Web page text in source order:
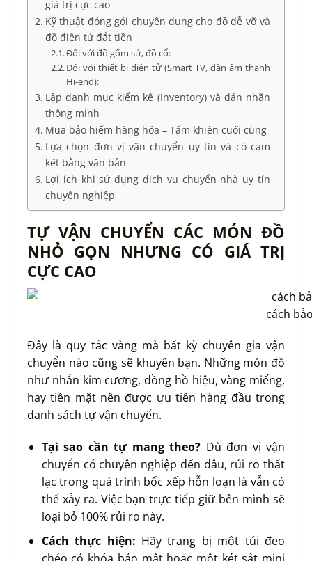
giá trị cực cao
Kỹ thuật đóng gói chuyên dụng cho đồ dễ vỡ và
đồ điện tử đắt tiền
Đối với đồ gốm sứ, đồ cổ:
Đối với thiết bị điện tử (Smart TV, dàn âm thanh
Hi-end):
Lập danh mục kiểm kê (Inventory) và dán nhãn
thông minh
Mua bảo hiểm hàng hóa – Tấm khiên cuối cùng
Lựa chọn đơn vị vận chuyển uy tín và có cam
kết bằng văn bản
Lợi ích khi sử dụng dịch vụ chuyển nhà uy tín
chuyên nghiệp
TỰ VẬN CHUYỂN CÁC MÓN ĐỒ
NHỎ GỌN NHƯNG CÓ GIÁ TRỊ
CỰC CAO
cách
Đây là quy tắc vàng mà bất kỳ chuyên gia vận
chuyển nào cũng sẽ khuyên bạn. Những món đồ
như nhẫn kim cương, đồng hồ hiệu, vàng miếng,
hay tiền mặt nên được ưu tiên hàng đầu trong
danh sách tự vận chuyển.
Tại sao cần tự mang theo? Dù đơn vị vận
chuyển có chuyên nghiệp đến đâu, rủi ro thất
lạc trong quá trình bốc xếp hỗn loạn là vẫn có
thể xảy ra. Việc bạn trực tiếp giữ bên mình sẽ
loại bỏ 100% rủi ro này.
Cách thực hiện: Hãy trang bị một túi đeo